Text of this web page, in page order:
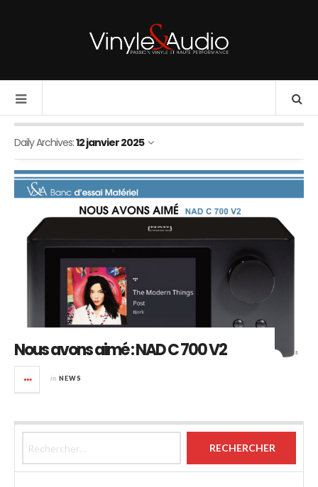
Daily Archives:12 janvier 2025
Nous avons aimé : NAD C 700 V2
in NEWS